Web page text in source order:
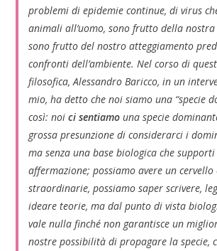
problemi di epidemie continue, di virus
animali all’uomo, sono frutto della nostra
sono frutto del nostro atteggiamento
confronti dell’ambiente. Nel corso di
filosofica, Alessandro Baricco, in un
mio, ha detto che noi siamo una “specie
così: noi ci sentiamouna specie
grossa presunzione di considerarci i
ma senza una base biologica che
affermazione; possiamo avere un cervello
straordinarie, possiamo saper scrivere,
ideare teorie, ma dal punto di vista
vale nulla finché non garantisce un
nostre possibilità di propagare la specie,